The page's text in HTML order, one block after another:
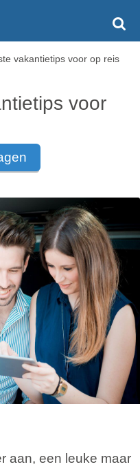
vakantietips voor op reis
voor
aan, een leuke maar